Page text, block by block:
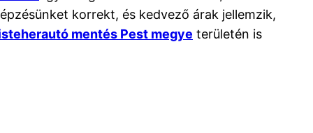
korrekt, és kedvező árak jellemzik,
mentés Pest megye területén is